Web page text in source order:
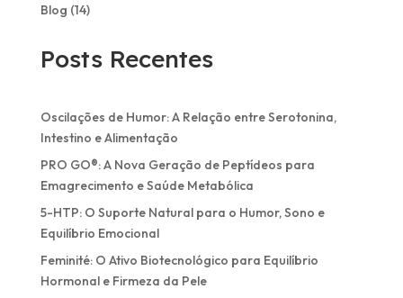
Blog (14)
Posts Recentes
Oscilações de Humor: A Relação entre Serotonina,
Intestino e Alimentação
PRO GO®: A Nova Geração de Peptídeos para
Emagrecimento e Saúde Metabólica
5-HTP: O Suporte Natural para o Humor, Sono e
Equilíbrio Emocional
Feminité: O Ativo Biotecnológico para Equilíbrio
Hormonal e Firmeza da Pele